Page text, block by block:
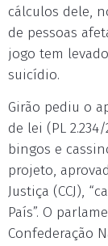
cálculos dele,
de pessoas
jogo tem
suicídio.
Girão pediu o
de lei (PL
bingos e
projeto,
Justiça (CCJ),
País”. O
Confederação